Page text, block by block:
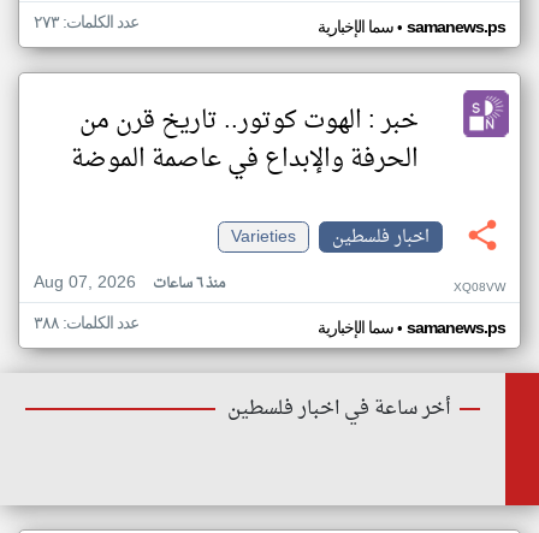
سما الإخبارية• samanews.ps عدد الكلمات: ٢٧٣
خبر : الهوت كوتور.. تاريخ قرن من
الحرفة والإبداع في عاصمة الموضة
اخبار فلسطين
Varieties
Aug 07, 2026
منذ ٦ ساعات XQ08VW
سما الإخبارية• samanews.ps عدد الكلمات: ٣٨٨
أخر ساعة في اخبار فلسطين